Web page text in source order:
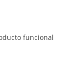
funcional